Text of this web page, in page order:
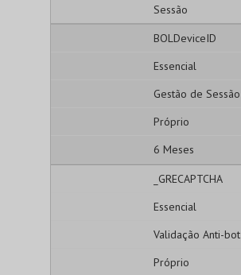
Sessão
BOLDeviceID
Essencial
Gestão de Sessão
Próprio
6 Meses
_GRECAPTCHA
Essencial
Validação Anti-bot
Próprio